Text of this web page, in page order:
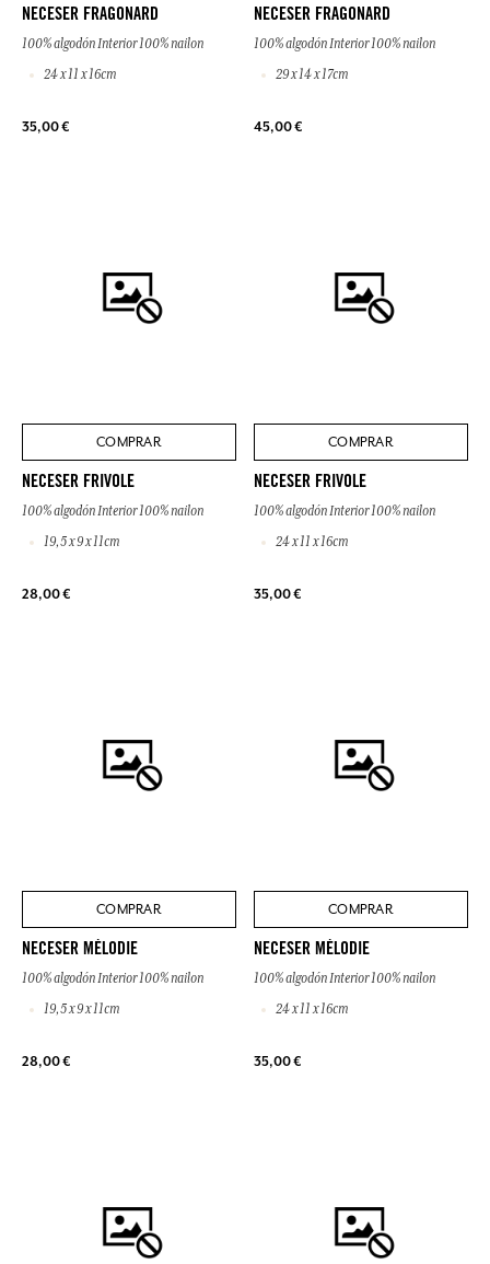
NECESER FRAGONARD
100% algodón Interior 100% nailon
24 x 11 x 16cm
35,00 €
NECESER FRAGONARD
100% algodón Interior 100% nailon
29 x 14 x 17cm
45,00 €
COMPRAR
NECESER FRIVOLE
100% algodón Interior 100% nailon
19,5 x 9 x 11cm
28,00 €
COMPRAR
NECESER FRIVOLE
100% algodón Interior 100% nailon
24 x 11 x 16cm
35,00 €
COMPRAR
NECESER MÉLODIE
100% algodón Interior 100% nailon
19,5 x 9 x 11cm
28,00 €
COMPRAR
NECESER MÉLODIE
100% algodón Interior 100% nailon
24 x 11 x 16cm
35,00 €